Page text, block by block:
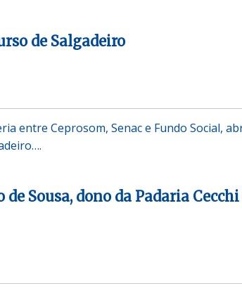
de Salgadeiro
entre Ceprosom, Senac e Fundo Social,
Sousa, dono da Padaria Cecchi